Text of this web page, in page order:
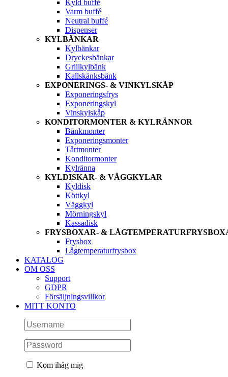
Kyld buffé
Varm buffé
Neutral buffé
Dispenser
KYLBÄNKAR
Kylbänkar
Dryckesbänkar
Grillkylbänk
Kallskänksbänk
EXPONERINGS- & VINKYLSKÅP
Exponeringsfrys
Exponeringskyl
Vinskylskåp
KONDITORMONTER & KYLRÄNNOR
Bänkmonter
Exponeringsmonter
Tårtmonter
Konditormonter
Kylränna
KYLDISKAR- & VÄGGKYLAR
Kyldisk
Köttkyl
Väggkyl
Mörningskyl
Kassadisk
FRYSBOXAR- &
Frysbox
Lågtemperaturfrysbox
KATALOG
OM OSS
Support
GDPR
Försäljningsvillkor
MITT KONTO
Kom ihåg mig